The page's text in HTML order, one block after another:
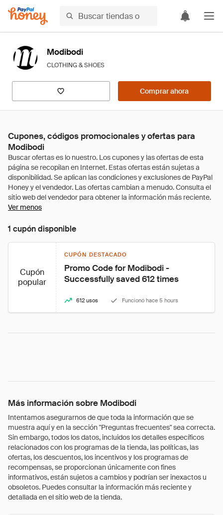
Modibodi
CLOTHING & SHOES
Comprar ahora
Cupones, códigos promocionales y ofertas para
Modibodi
Ver menos
1 cupón disponible
Cupón
popular
CUPÓN DESTACADO
Promo Code for Modibodi -
Successfully saved 612 times
612 usos Funcionó hace 5 hours
Más información sobre Modibodi
Intentamos asegurarnos de que toda la información que se
muestra aquí y en la sección "Preguntas frecuentes" sea correcta.
Sin embargo, todos los datos, incluidos los detalles específicos
relacionados con los programas de la tienda, las políticas, las
ofertas, los descuentos, los incentivos y los programas de
recompensas, se proporcionan únicamente con fines
informativos, están sujetos a cambios y podrían ser inexactos u
obsoletos. Puedes consultar la información más reciente y
detallada en el sitio web de la tienda.